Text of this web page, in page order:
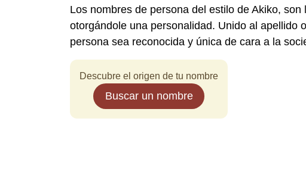
Los nombres de persona del estilo de Akiko,
otorgándole una personalidad. Unido al apellido
persona sea reconocida y única de cara a la
Descubre el origen de tu nombre
Buscar un nombre